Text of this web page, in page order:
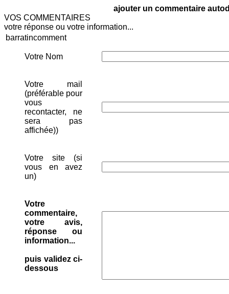
ajouter un commentaire
VOS COMMENTAIRES
votre réponse ou votre information...
barratincomment
Votre Nom
Votre mail
(préférable pour
vous
recontacter, ne
sera pas
affichée))
Votre site (si
vous en avez
un)
Votre
commentaire,
votre avis,
réponse ou
information...
puis validez ci-
dessous